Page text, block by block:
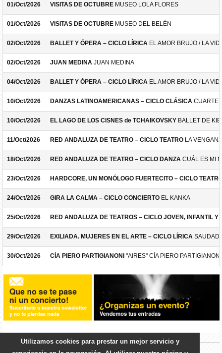
01/Oct/2026 VISITAS DE OCTUBRE MUSEO LOLA FLORES
01/Oct/2026 VISITAS DE OCTUBRE MUSEO DEL BELÉN
02/Oct/2026 BALLET Y ÓPERA – CICLO LÍRICA EL AMOR BRUJO / LA
02/Oct/2026 JUAN MEDINA JUAN MEDINA
04/Oct/2026 BALLET Y ÓPERA – CICLO LÍRICA EL AMOR BRUJO / LA
10/Oct/2026 DANZAS LATINOAMERICANAS – CICLO CLÁSICA
10/Oct/2026 EL LAGO DE LOS CISNES de TCHAIKOVSKY BALLET DE
11/Oct/2026 RED ANDALUZA DE TEATRO – CICLO TEATRO LA
18/Oct/2026 RED ANDALUZA DE TEATRO – CICLO DANZA CUÁL ES MI
23/Oct/2026 HARDCORE, UN MONÓLOGO FUERTECITO – CICLO
24/Oct/2026 GIRA LA CALMA – CICLO CONCIERTO EL KANKA
25/Oct/2026 RED ANDALUZA DE TEATROS – CICLO JOVEN, INFANTIL Y
29/Oct/2026 EXILIADA. MUJERES EN EL ARTE – CICLO LÍRICA
30/Oct/2026 CÍA PIERO PARTIGIANONI "AIRES" CÍA PIERO PARTIGIANONI
Utilizamos cookies para prestar un mejor servicio y